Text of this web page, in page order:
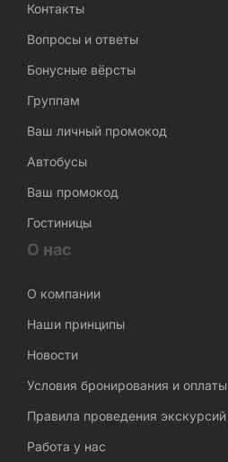
Контакты
Вопросы и ответы
Бонусные вёрсты
Группам
Ваш личный промокод
Автобусы
Ваш промокод
Гостиницы
О нас
О компании
Наши принципы
Новости
Условия бронирования и оплаты
Правила проведения экскурсий
Работа у нас